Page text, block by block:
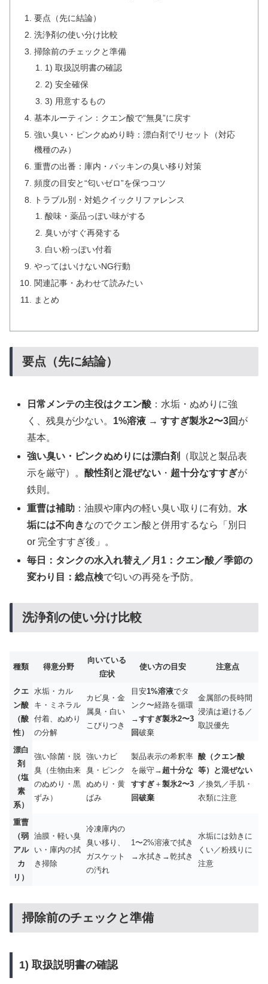
要点（先に結論）
洗浄剤の使い分け比較
掃除前のチェックと準備
1) 取扱説明書の確認
2) 安全確保
3) 用意するもの
基本ルーティン：クエン酸で“無臭”に戻す
強い臭い・ピンクぬめり時：漂白剤でリセット（対応
機種のみ）
重曹の出番：庫内・パッキンの臭い移り対策
頻度の目安と“匂いゼロ”を保つコツ
トラブル別・対処クイックリファレンス
酸味・薬品っぽい味がする
臭いがすぐ再発する
白い粉っぽい付着
やってはいけないNG行動
関連記事・あわせて読みたい
まとめ
要点（先に結論）
日常メンテの主役はクエン酸 ：水垢・ぬめりに強
く、残臭が少ない。 1%溶液 → すすぎ製氷2〜3回 が
基本。
強い臭い・ピンクぬめりには漂白剤
（取説と製品表
示を厳守）。酸性剤と混ぜない ・ 超十分なすすぎが
鉄則。
重曹は補助 ：油膜や庫内の軽い臭い取りに有効。 水
垢には不向きなのでクエン酸と併用するなら「別日
or 完全すすぎ後」。
毎日：タンクの水入れ替え／月1：クエン酸／季節の
変わり目：総点検で匂いの再発を予防。
洗浄剤の使い分け比較
種類 得意分野
向いている
症状
使い方の目安 注意点
クエ
ン酸
（酸
性）
水垢・カル
キ・ミネラル
付着、ぬめり
の分解
カビ臭・金
属臭・白い
こびりつき
目安1%溶液でタ
ンク〜経路を循環
→すすぎ製氷2〜3
回破棄
金属部の長時間
浸漬は避ける／
取説優先
漂白
剤
（塩
素
系）
強い除菌・脱
臭（生物由来
のぬめり・黒
ずみ）
強いカビ
臭・ピンク
ぬめり・黄
ばみ
製品表示の希釈率
を厳守→超十分な
すすぎ ＋ 製氷2〜3
回破棄
酸（クエン酸
等）と混ぜない
／換気／手肌・
衣類に注意
重曹
（弱
アル
カ
リ）
油膜・軽い臭
い・庫内の拭
き掃除
冷凍庫内の
臭い移り、
ガスケット
の汚れ
1〜2%溶液で拭き
→水拭き→乾拭き
水垢には効きに
くい／粉残りに
注意
掃除前のチェックと準備
1) 取扱説明書の確認